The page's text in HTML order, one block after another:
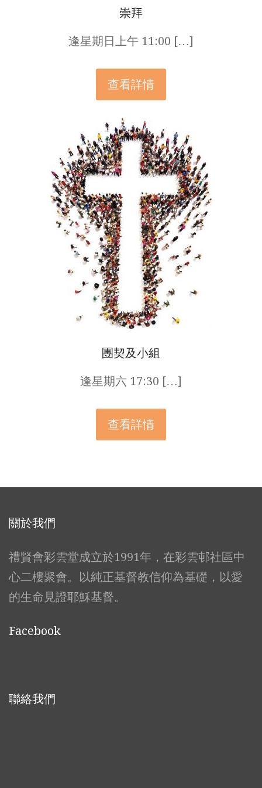
崇拜
逢星期日上午 11:00 […]
查看詳情
團契及小組
逢星期六 17:30 […]
查看詳情
關於我們
禮賢會彩雲堂成立於1991年，在彩雲邨社區中
心二樓聚會。以純正基督教信仰為基礎，以愛
的生命見證耶穌基督。
Facebook
聯絡我們